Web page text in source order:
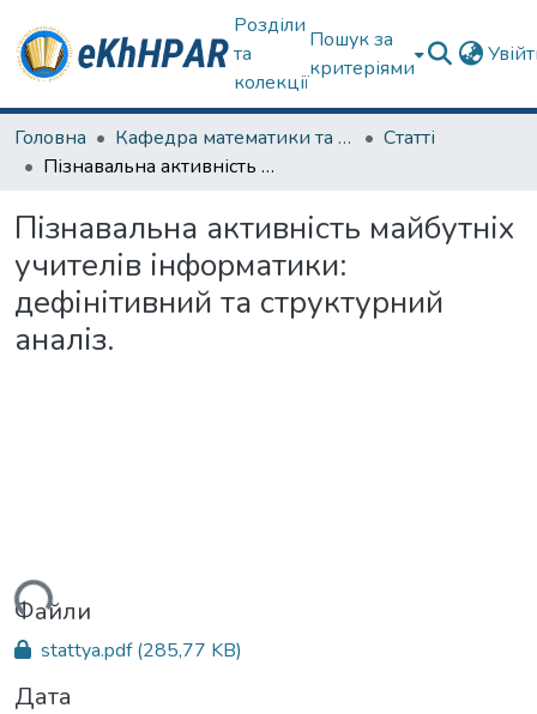
Розділи
та
колекції
Пошук за
критеріями
Головна Кафедра математики та фізики
Статті
Пізнавальна активність майбутніх учителів інформатики: дефінітивний та структурний аналіз.
Пізнавальна активність майбутніх
учителів інформатики:
дефінітивний та структурний
аналіз.
Файли
stattya.pdf(285,77 KB)
Дата